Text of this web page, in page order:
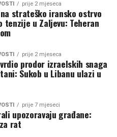
prije 2 mjeseca
strateško iransko ostrvo
tenzije u Zaljevu: Teheran
prije 2 mjeseca
prodor izraelskih snaga
Sukob u Libanu ulazi u
prije 7 mjeseci
upozoravaju građane:
rat